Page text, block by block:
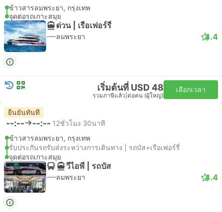
ข้าวสารลมพระยา, กรุงเทพ
จุดต่อรถเกาะสมุย
ด่วน | เรือเฟอร์รี่
ลมพระยา 4.4
เริ่มต้นที่ USD 48
รวมภาษีแล้ว ต่อคน (ผู้ใหญ่)
เลือกเวลา
ยืนยันทันที
--:-- --:-- 12ชั่วโมง 30นาที
ข้าวสารลมพระยา, กรุงเทพ
รับประกันรถรับส่งระหว่างการเดินทาง | รถบัส+เรือเฟอร์รี่
จุดต่อรถเกาะสมุย
วีไอพี | รถบัส
ลมพระยา 4.4